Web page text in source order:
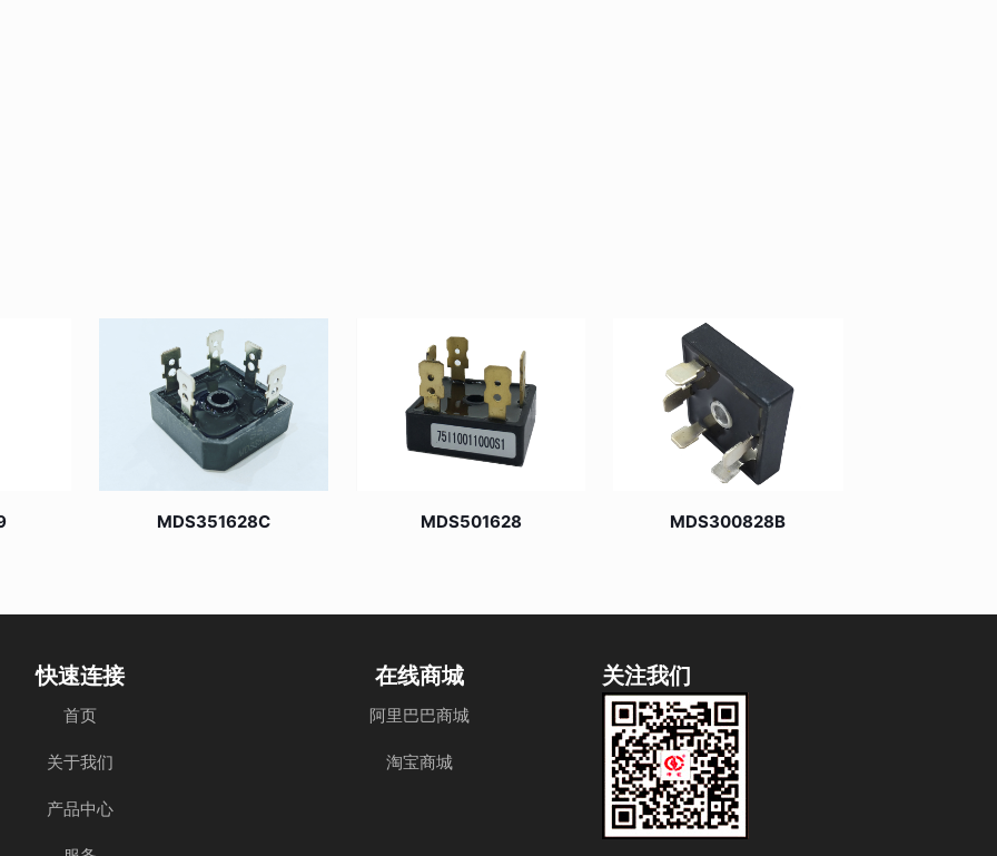
MDS351628C MDS501628 MDS300828B
快速连接
首页
关于我们
产品中心
在线商城
阿里巴巴商城
淘宝商城
关注我们